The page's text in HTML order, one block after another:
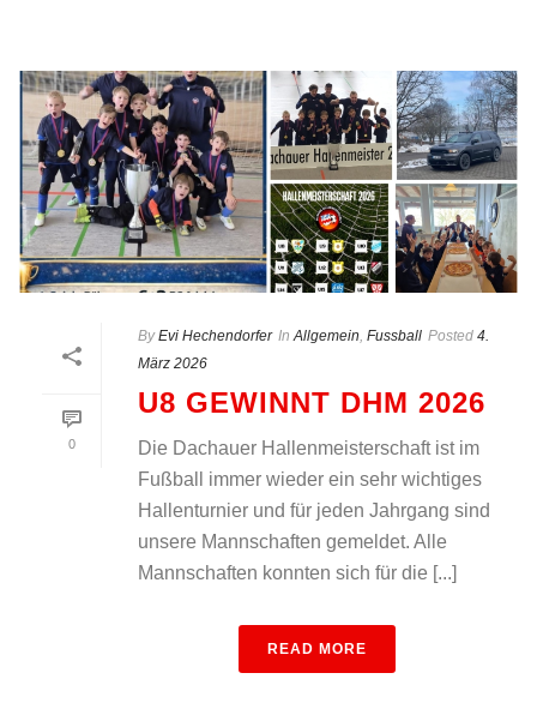
0
By Evi Hechendorfer In Allgemein, Fussball Posted 4.
März 2026
U8 GEWINNT DHM 2026
Die Dachauer Hallenmeisterschaft ist im
Fußball immer wieder ein sehr wichtiges
Hallenturnier und für jeden Jahrgang sind
unsere Mannschaften gemeldet. Alle
Mannschaften konnten sich für die [...]
READ MORE